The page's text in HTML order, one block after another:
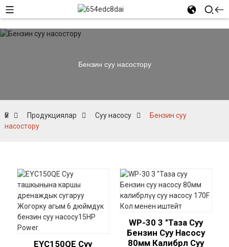
Бензин суу насостору
Үй Продукциялар Суу насосу
Бензин суу
насостору
EYC150QE Суу
WP-30 3 "Таза Суу
Бензин Суу Насосу
80мм Калибрлүү Суу